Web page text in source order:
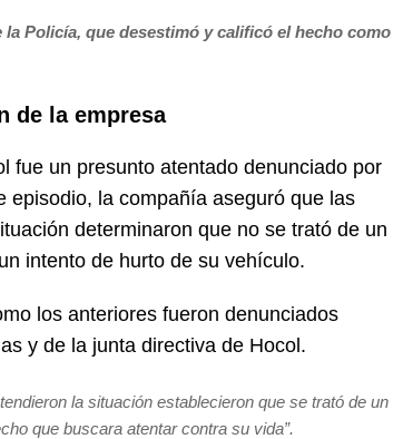
Policía, que desestimó y calificó el hecho como
de la empresa
fue un presunto atentado denunciado por
episodio, la compañía aseguró que las
determinaron que no se trató de un
intento de hurto de su vehículo.
los anteriores fueron denunciados
y de la junta directiva de Hocol.
la situación establecieron que se trató de un
que buscara atentar contra su vida”.